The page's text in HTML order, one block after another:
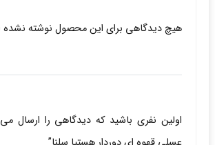
هیچ دیدگاهی برای این محصول نوشته
اولین نفری باشید که دیدگاهی را ارسال می